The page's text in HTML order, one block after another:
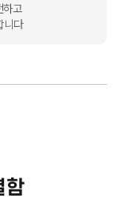
하고
니다
함